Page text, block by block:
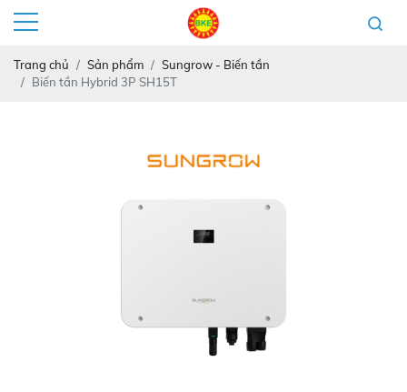
Trang chủ Sản phẩm
Sungrow - Biến tần
Biến tần Hybrid 3P SH15T